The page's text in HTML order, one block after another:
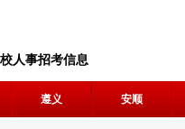
人事招考信息
遵义 安顺